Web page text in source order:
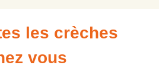
les crèches
vous